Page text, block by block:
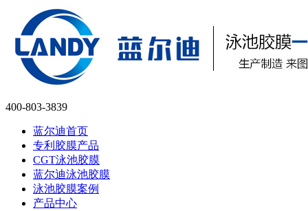
400-803-3839
蓝尔迪首页
专利胶膜产品
CGT泳池胶膜
蓝尔迪泳池胶膜
泳池胶膜案例
产品中心